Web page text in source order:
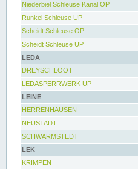
Niederbiel Schleuse Kanal OP
Runkel Schleuse UP
Scheidt Schleuse OP
Scheidt Schleuse UP
LEDA
DREYSCHLOOT
LEDASPERRWERK UP
LEINE
HERRENHAUSEN
NEUSTADT
SCHWARMSTEDT
LEK
KRIMPEN